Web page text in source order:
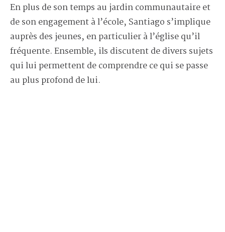
En plus de son temps au jardin communautaire et
de son engagement à l’école, Santiago s’implique
auprès des jeunes, en particulier à l’église qu’il
fréquente. Ensemble, ils discutent de divers sujets
qui lui permettent de comprendre ce qui se passe
au plus profond de lui.